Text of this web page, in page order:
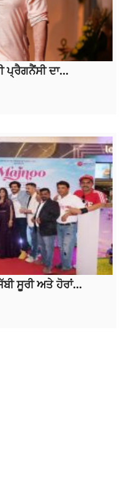
ਪ੍ਰੈਗਨੈਂਸੀ ਦਾ...
ਸੂਰੀ ਅਤੇ ਹੋਰਾਂ...